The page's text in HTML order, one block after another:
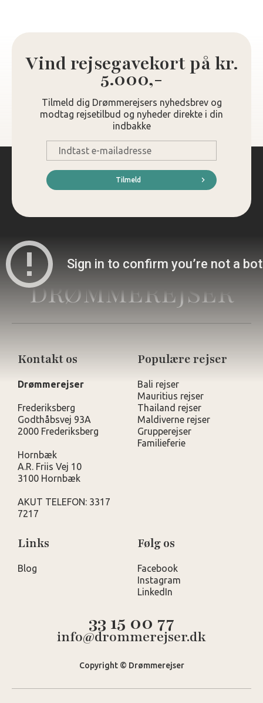
Vind rejsegavekort på kr.
5.000,-
Tilmeld dig Drømmerejsers nyhedsbrev og
modtag rejsetilbud og nyheder direkte i din
indbakke
mail
*
Tilmeld
DRØMMEREJSER
Kontakt os
Drømmerejser
Frederiksberg
Godthåbsvej 93A
2000 Frederiksberg
Hornbæk
A.R. Friis Vej 10
3100 Hornbæk
AKUT TELEFON: 3317
7217
Populære rejser
Bali rejser
Mauritius rejser
Thailand rejser
Maldiverne rejser
Grupperejser
Familieferie
Links
Blog
Følg os
Facebook
Instagram
LinkedIn
33 15 00 77
info@drommerejser.dk
Copyright © Drømmerejser